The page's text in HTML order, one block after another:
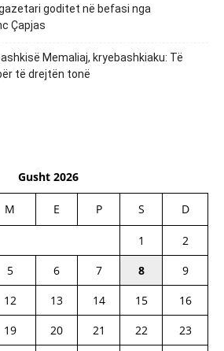
goditet në befasi nga
Çapjas
Memaliaj, kryebashkiaku: Të
të drejtën tonë
Gusht 2026
M E P S D
1
2
5 6 7 8
9
12 13 14 15
16
19 20 21 22
23